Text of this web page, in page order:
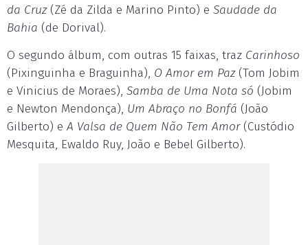
da Cruz(Zé da Zilda e Marino Pinto) e Saudade da
Bahia (de Dorival).
O segundo álbum, com outras 15 faixas, traz Carinhoso
(Pixinguinha e Braguinha), O Amor em Paz(Tom Jobim
e Vinicius de Moraes), Samba de Uma Nota só (Jobim
e Newton Mendonça), Um Abraço no Bonfá (João
Gilberto) eA Valsa de Quem Não Tem Amor(Custódio
Mesquita, Ewaldo Ruy, João e Bebel Gilberto).